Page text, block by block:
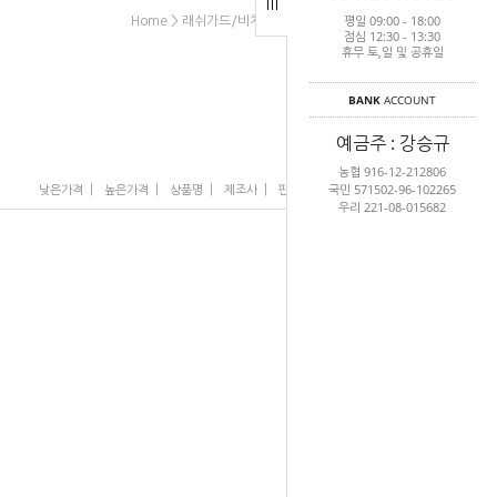
평일 09:00 - 18:00
점심 12:30 - 13:30
휴무 토,일 및 공휴일
BANK ACCOUNT
예금주 : 강승규
농협 916-12-212806
국민 571502-96-102265
우리 221-08-015682
Home > 래쉬가드/비치 비치반바지,레깅스>남성
낮은가격 높은가격 상품명 제조사| 판매순위 | 많이 본 상품